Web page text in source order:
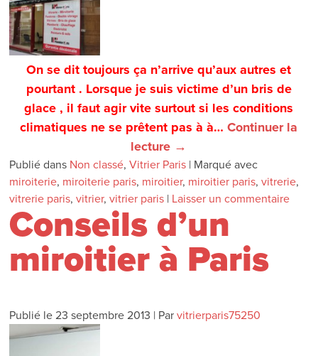
On se dit toujours ça n’arrive qu’aux autres et
pourtant . Lorsque je suis victime d’un bris de
glace , il faut agir vite surtout si les conditions
climatiques ne se prêtent pas à à…Continuer la
lecture →
Publié dans Non classé,Vitrier Paris | Marqué avec
miroiterie, miroiterie paris, miroitier, miroitier paris,vitrerie,
vitrerie paris,vitrier,vitrier paris | Laisser un commentaire
Conseils d’un
miroitier à Paris
Publié le 23 septembre 2013 | Par vitrierparis75250